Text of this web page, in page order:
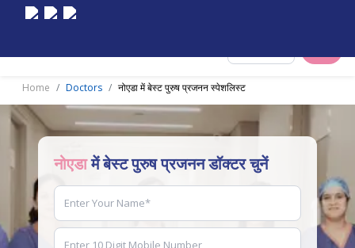
Home Doctors नोएडा में बेस्ट पुरुष प्रजनन स्पेशलिस्ट
नोएडामें बेस्ट पुरुष प्रजनन डॉक्टर चुनें